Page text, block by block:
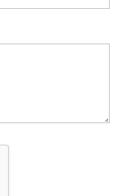
с прибором!
за
и все все